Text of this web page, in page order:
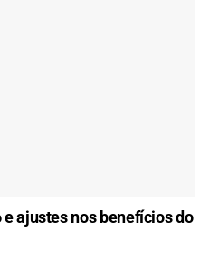
ajustes nos benefícios do